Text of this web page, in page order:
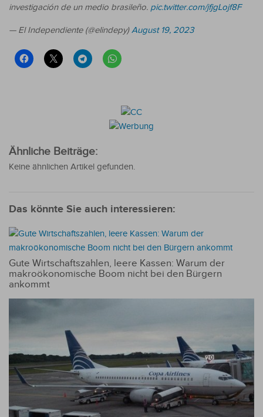
investigación de un medio brasileño. pic.twitter.com/jfjgLojf8F
— El Independiente (@elindepy)August 19, 2023
Ähnliche Beiträge:
Keine ähnlichen Artikel gefunden.
Das könnte Sie auch interessieren:
Gute Wirtschaftszahlen, leere Kassen: Warum der
makroökonomische Boom nicht bei den Bürgern
ankommt